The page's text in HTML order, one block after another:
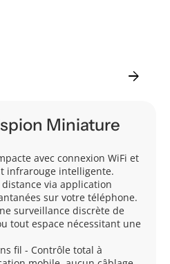
arrow_forward
Miniature
avec connexion WiFi et
infrarouge intelligente.
via application
sur votre téléphone.
surveillance discrète de
tout espace nécessitant une
fil - Contrôle total à